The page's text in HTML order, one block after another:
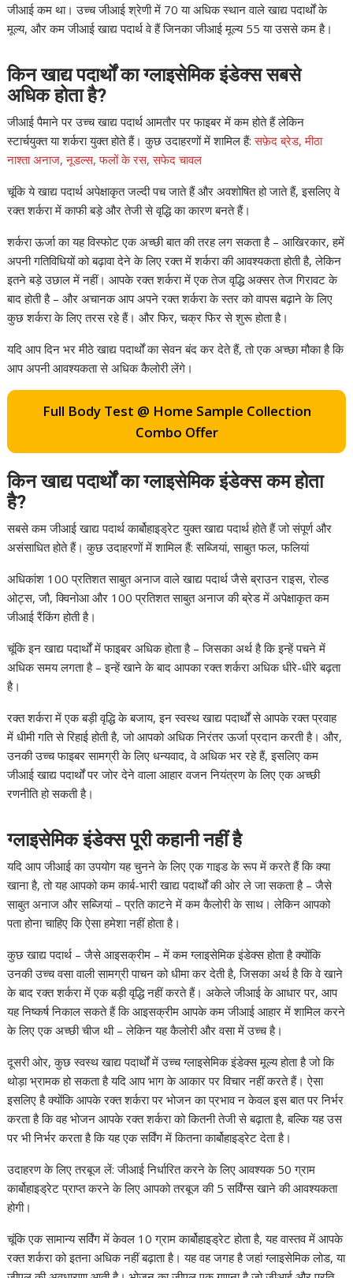
जीआई कम था। उच्च जीआई श्रेणी में 70 या अधिक स्थान वाले खाद्य पदार्थों के
मूल्य, और कम जीआई खाद्य पदार्थ वे हैं जिनका जीआई मूल्य 55 या उससे कम है।
किन खाद्य पदार्थों का ग्लाइसेमिक इंडेक्स सबसे
अधिक होता है?
जीआई पैमाने पर उच्च खाद्य पदार्थ आमतौर पर फाइबर में कम होते हैं लेकिन
स्टार्चयुक्त या शर्करा युक्त होते हैं। कुछ उदाहरणों में शामिल हैं:सफ़ेद ब्रेड, मीठा
नाश्ता अनाज, नूडल्स, फलों के रस, सफेद चावल
चूंकि ये खाद्य पदार्थ अपेक्षाकृत जल्दी पच जाते हैं और अवशोषित हो जाते हैं, इसलिए वे
रक्त शर्करा में काफी बड़े और तेजी से वृद्धि का कारण बनते हैं।
शर्करा ऊर्जा का यह विस्फोट एक अच्छी बात की तरह लग सकता है – आखिरकार, हमें
अपनी गतिविधियों को बढ़ावा देने के लिए रक्त में शर्करा की आवश्यकता होती है, लेकिन
इतने बड़े उछाल में नहीं। आपके रक्त शर्करा में एक तेज वृद्धि अक्सर तेज गिरावट के
बाद होती है – और अचानक आप अपने रक्त शर्करा के स्तर को वापस बढ़ाने के लिए
कुछ शर्करा के लिए तरस रहे हैं। और फिर, चक्र फिर से शुरू होता है।
यदि आप दिन भर मीठे खाद्य पदार्थों का सेवन बंद कर देते हैं, तो एक अच्छा मौका है कि
आप अपनी आवश्यकता से अधिक कैलोरी लेंगे।
Full Body Test @ Home Sample Collection
Combo Offer
किन खाद्य पदार्थों का ग्लाइसेमिक इंडेक्स कम होता
है?
सबसे कम जीआई खाद्य पदार्थ कार्बोहाइड्रेट युक्त खाद्य पदार्थ होते हैं जो संपूर्ण और
असंसाधित होते हैं। कुछ उदाहरणों में शामिल हैं: सब्जियां, साबुत फल, फलियां
अधिकांश 100 प्रतिशत साबुत अनाज वाले खाद्य पदार्थ जैसे ब्राउन राइस, रोल्ड
ओट्स, जौ, क्विनोआ और 100 प्रतिशत साबुत अनाज की ब्रेड में अपेक्षाकृत कम
जीआई रैंकिंग होती है।
चूंकि इन खाद्य पदार्थों में फाइबर अधिक होता है – जिसका अर्थ है कि इन्हें पचने में
अधिक समय लगता है – इन्हें खाने के बाद आपका रक्त शर्करा अधिक धीरे-धीरे बढ़ता
है।
रक्त शर्करा में एक बड़ी वृद्धि के बजाय, इन स्वस्थ खाद्य पदार्थों से आपके रक्त प्रवाह
में धीमी गति से रिहाई होती है, जो आपको अधिक निरंतर ऊर्जा प्रदान करती है। और,
उनकी उच्च फाइबर सामग्री के लिए धन्यवाद, वे अधिक भर रहे हैं, इसलिए कम
जीआई खाद्य पदार्थों पर जोर देने वाला आहार वजन नियंत्रण के लिए एक अच्छी
रणनीति हो सकती है।
ग्लाइसेमिक इंडेक्स पूरी कहानी नहीं है
यदि आप जीआई का उपयोग यह चुनने के लिए एक गाइड के रूप में करते हैं कि क्या
खाना है, तो यह आपको कम कार्ब-भारी खाद्य पदार्थों की ओर ले जा सकता है – जैसे
साबुत अनाज और सब्जियां – प्रति काटने में कम कैलोरी के साथ। लेकिन आपको
पता होना चाहिए कि ऐसा हमेशा नहीं होता है।
कुछ खाद्य पदार्थ – जैसे आइसक्रीम – में कम ग्लाइसेमिक इंडेक्स होता है क्योंकि
उनकी उच्च वसा वाली सामग्री पाचन को धीमा कर देती है, जिसका अर्थ है कि वे खाने
के बाद रक्त शर्करा में एक बड़ी वृद्धि नहीं करते हैं। अकेले जीआई के आधार पर, आप
यह निष्कर्ष निकाल सकते हैं कि आइसक्रीम आपके कम जीआई आहार में शामिल करने
के लिए एक अच्छी चीज थी – लेकिन यह कैलोरी और वसा में उच्च है।
दूसरी ओर, कुछ स्वस्थ खाद्य पदार्थों में उच्च ग्लाइसेमिक इंडेक्स मूल्य होता है जो कि
थोड़ा भ्रामक हो सकता है यदि आप भाग के आकार पर विचार नहीं करते हैं। ऐसा
इसलिए है क्योंकि आपके रक्त शर्करा पर भोजन का प्रभाव न केवल इस बात पर निर्भर
करता है कि वह भोजन आपके रक्त शर्करा को कितनी तेजी से बढ़ाता है, बल्कि यह उस
पर भी निर्भर करता है कि यह एक सर्विंग में कितना कार्बोहाइड्रेट देता है।
उदाहरण के लिए तरबूज लें: जीआई निर्धारित करने के लिए आवश्यक 50 ग्राम
कार्बोहाइड्रेट प्राप्त करने के लिए आपको तरबूज की 5 सर्विंग्स खाने की आवश्यकता
होगी।
चूंकि एक सामान्य सर्विंग में केवल 10 ग्राम कार्बोहाइड्रेट होता है, यह वास्तव में आपके
रक्त शर्करा को इतना अधिक नहीं बढ़ाता है। यह वह जगह है जहां ग्लाइसेमिक लोड, या